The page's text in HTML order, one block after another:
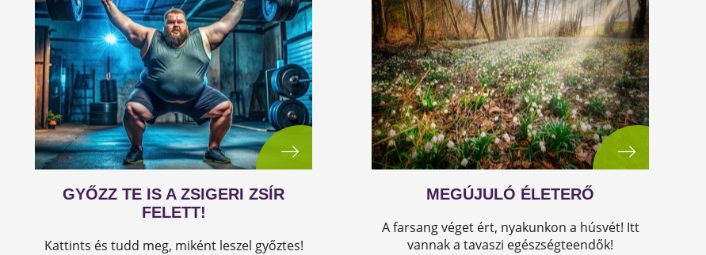
GYŐZZ TE IS A ZSIGERI ZSÍR
FELETT!
Kattints és tudd meg, miként leszel győztes!
MEGÚJULÓ ÉLETERŐ
A farsang véget ért, nyakunkon a húsvét! Itt
vannak a tavaszi egészségteendők!